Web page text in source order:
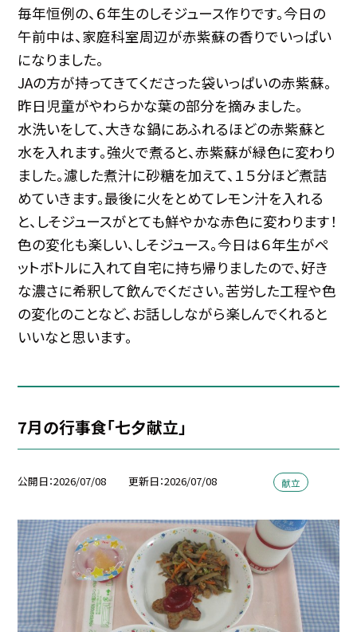
毎年恒例の、６年生のしそジュース作りです。今日の
午前中は、家庭科室周辺が赤紫蘇の香りでいっぱい
になりました。
JAの方が持ってきてくださった袋いっぱいの赤紫蘇。
昨日児童がやわらかな葉の部分を摘みました。
水洗いをして、大きな鍋にあふれるほどの赤紫蘇と
水を入れます。強火で煮ると、赤紫蘇が緑色に変わり
ました。濾した煮汁に砂糖を加えて、１５分ほど煮詰
めていきます。最後に火をとめてレモン汁を入れる
と、しそジュースがとても鮮やかな赤色に変わります！
色の変化も楽しい、しそジュース。今日は６年生がペ
ットボトルに入れて自宅に持ち帰りましたので、好き
な濃さに希釈して飲んでください。苦労した工程や色
の変化のことなど、お話ししながら楽しんでくれると
いいなと思います。
7月の行事食「七夕献立」
公開日 2026/07/08 更新日 2026/07/08 献立